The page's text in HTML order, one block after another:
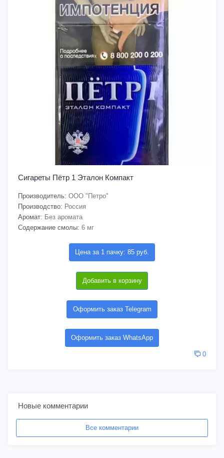
Сигареты Пётр 1 Эталон Компакт
Производитель: ООО "Петро"
Производство: Россия
Аромат: Без аромата
Содержание смолы: 6 мг
Цена за 1 пачку: 85 руб.
Добавить в корзину
Оформить заказ Telegram
Оформить заказ WhatsApp
0
Новые комментарии
Все комментарии